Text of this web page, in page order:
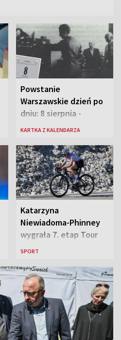
Powstanie
Warszawskie dzień po
dniu: 8 sierpnia -
rozbrzmiewa radio
„Antka Rozpylacza”
KARTKA Z KALENDARZA
Katarzyna
Niewiadoma-Phinney
wygrała 7. etap Tour
de France i została
SPORT